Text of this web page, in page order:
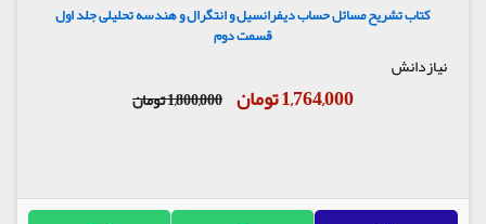
کتاب تشریح مسائل حساب دیفرانسیل و انتگرال و هندسه تحلیلی جلد اول
قسمت دوم
نیازدانش
1,764,000 تومان 1,800,000 تومان